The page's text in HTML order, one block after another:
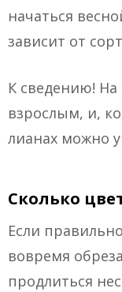
начаться
зависит от
К сведению! На
взрослым, и,
лианах можно
Сколько
Если
вовремя
продлиться